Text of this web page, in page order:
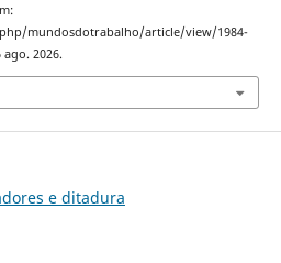
mundosdotrabalho/article/view/1984-
ago. 2026.
e ditadura